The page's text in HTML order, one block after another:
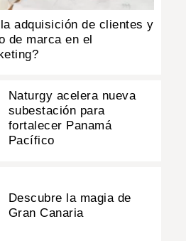
adquisición de clientes y
de marca en el
Naturgy acelera nueva
subestación para
fortalecer Panamá
Pacífico
Descubre la magia de
Gran Canaria